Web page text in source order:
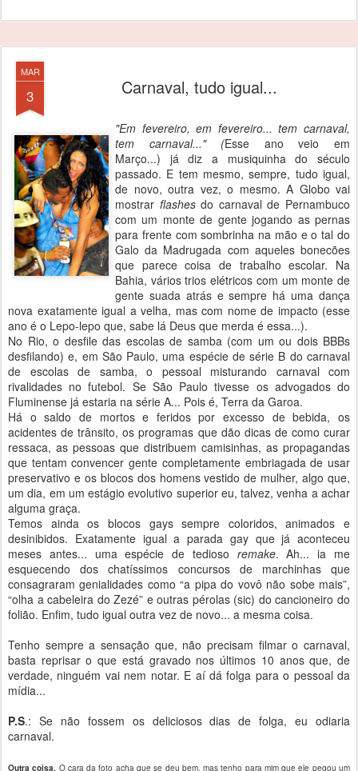
MAR
3 Carnaval, tudo igual...
"Em fevereiro, em fevereiro... tem carnaval,
tem carnaval..." (Esse ano veio em
Março...) já diz a musiquinha do século
passado. E tem mesmo, sempre, tudo igual,
de novo, outra vez, o mesmo. A Globo vai
mostrar flashesdo carnaval de Pernambuco
com um monte de gente jogando as pernas
para frente com sombrinha na mão e o tal do
Galo da Madrugada com aqueles bonecões
que parece coisa de trabalho escolar. Na
Bahia, vários trios elétricos com um monte de
gente suada atrás e sempre há uma dança
nova exatamente igual a velha, mas com nome de impacto (esse
ano é o Lepo-lepo que, sabe lá Deus que merda é essa...).
No Rio, o desfile das escolas de samba (com um ou dois BBBs
desfilando) e, em São Paulo, uma espécie de série B do carnaval
de escolas de samba, o pessoal misturando carnaval com
rivalidades no futebol. Se São Paulo tivesse os advogados do
Fluminense já estaria na série A... Pois é, Terra da Garoa.
Há o saldo de mortos e feridos por excesso de bebida, os
acidentes de trânsito, os programas que dão dicas de como curar
ressaca, as pessoas que distribuem camisinhas, as propagandas
que tentam convencer gente completamente embriagada de usar
preservativo e os blocos dos homens vestido de mulher, algo que,
um dia, em um estágio evolutivo superior eu, talvez, venha a achar
alguma graça.
Temos ainda os blocos gays sempre coloridos, animados e
desinibidos. Exatamente igual a parada gay que já aconteceu
meses antes... uma espécie de tedioso remake. Ah... ia me
esquecendo dos chatíssimos concursos de marchinhas que
consagraram genialidades como “a pipa do vovô não sobe mais”,
“olha a cabeleira do Zezé” e outras pérolas (sic) do cancioneiro do
folião. Enfim, tudo igual outra vez de novo... a mesma coisa.
Tenho sempre a sensação que, não precisam filmar o carnaval,
basta reprisar o que está gravado nos últimos 10 anos que, de
verdade, ninguém vai nem notar. E aí dá folga para o pessoal da
mídia...
P.S.: Se não fossem os deliciosos dias de folga, eu odiaria
carnaval.
Outra coisa. O cara da foto acha que se deu bem, mas tenho para mim que ele pegou um